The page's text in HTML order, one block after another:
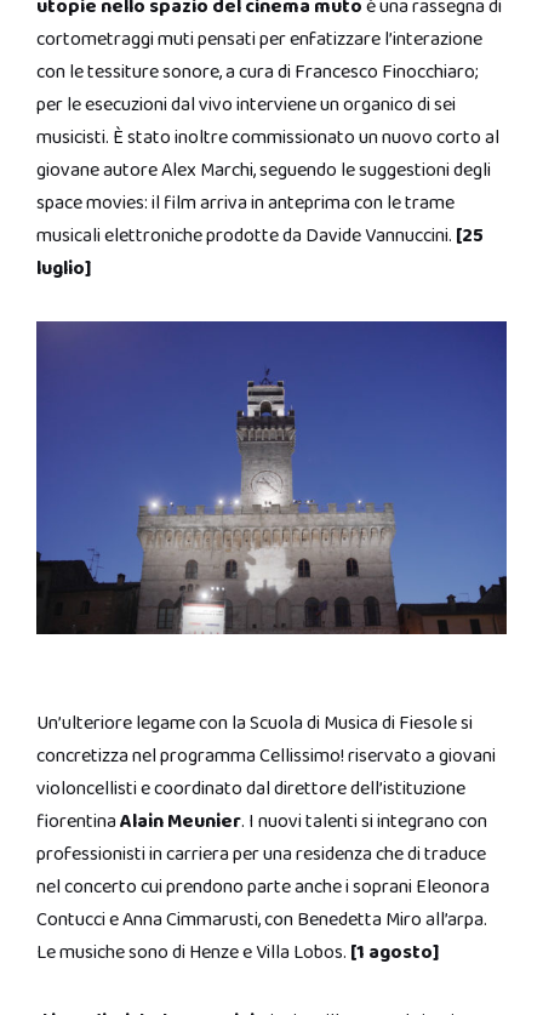
utopie nello spazio del cinema mutoè una rassegna di
cortometraggi muti pensati per enfatizzare l’interazione
con le tessiture sonore, a cura di Francesco Finocchiaro;
per le esecuzioni dal vivo interviene un organico di sei
musicisti. È stato inoltre commissionato un nuovo corto al
giovane autore Alex Marchi, seguendo le suggestioni degli
space movies: il film arriva in anteprima con le trame
musicali elettroniche prodotte da Davide Vannuccini. [25
luglio]
Un’ulteriore legame con la Scuola di Musica di Fiesole si
concretizza nel programma Cellissimo! riservato a giovani
violoncellisti e coordinato dal direttore dell’istituzione
fiorentinaAlain Meunier. I nuovi talenti si integrano con
professionisti in carriera per una residenza che di traduce
nel concerto cui prendono parte anche i soprani Eleonora
Contucci e Anna Cimmarusti, con Benedetta Miro all’arpa.
Le musiche sono di Henze e Villa Lobos. [1 agosto]